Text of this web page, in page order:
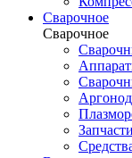
Сварочное
Сварочное